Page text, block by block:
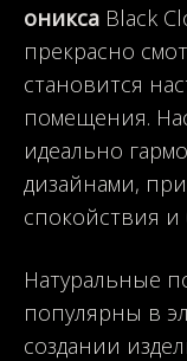
оникса Black
прекрасно
становится
помещения.
идеально
дизайнами,
спокойствия и
Натуральные
популярны в
создании